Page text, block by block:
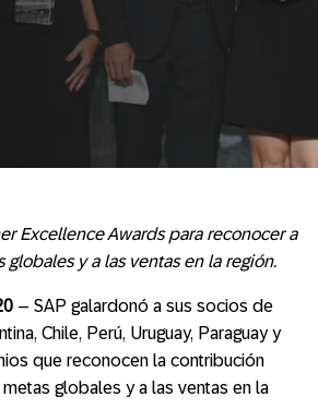
Excellence Awards para reconocer a
y a las ventas en la región.
– SAP galardonó a sus socios de
Chile, Perú, Uruguay, Paraguay y
que reconocen la contribución
globales y a las ventas en la